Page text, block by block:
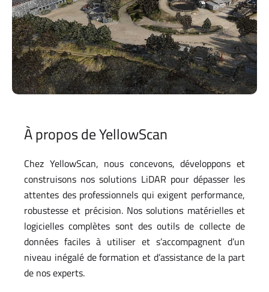
À propos de YellowScan
Chez YellowScan, nous concevons, développons et
construisons nos solutions LiDAR pour dépasser les
attentes des professionnels qui exigent performance,
robustesse et précision. Nos solutions matérielles et
logicielles complètes sont des outils de collecte de
données faciles à utiliser et s’accompagnent d’un
niveau inégalé de formation et d’assistance de la part
de nos experts.